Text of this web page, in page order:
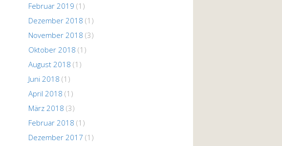
Februar 2019 (1)
Dezember 2018 (1)
November 2018 (3)
Oktober 2018 (1)
August 2018 (1)
Juni 2018 (1)
April 2018 (1)
März 2018 (3)
Februar 2018 (1)
Dezember 2017 (1)